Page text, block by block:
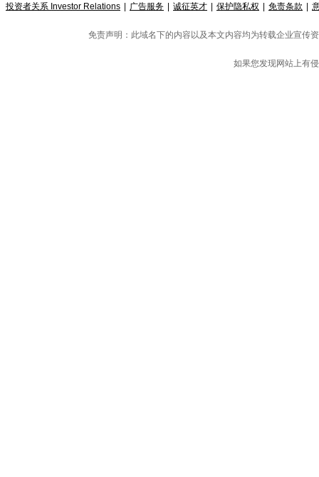
投资者关系 Investor Relations 广告服务 诚征英才 保护隐私权 免责条款
免责声明：此域名下的内容以及本文内容均为转载企业宣传
如果您发现网站上有